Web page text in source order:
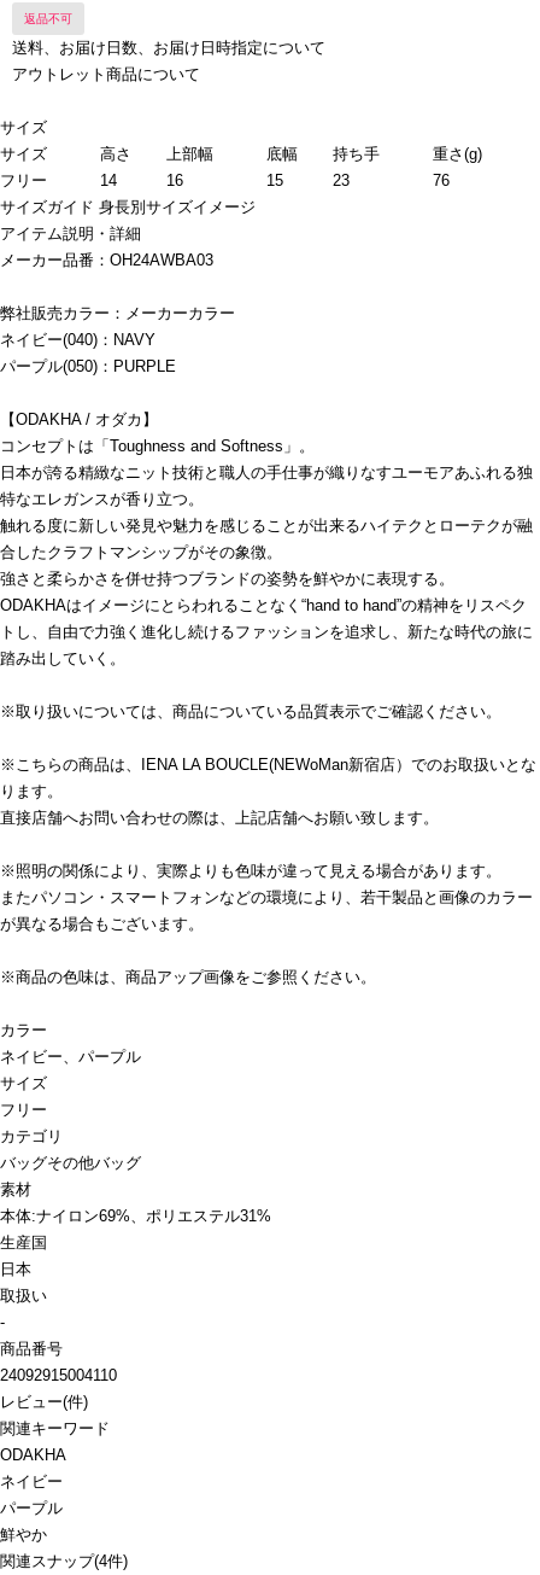
返品不可
送料、お届け日数、お届け日時指定について
アウトレット商品について
サイズ
サイズ
高さ 上部幅 底幅 持ち手
重さ(g)
フリー
14 16 15 23
76
サイズガイド 身長別サイズイメージ
アイテム説明・詳細
メーカー品番：OH24AWBA03
弊社販売カラー：メーカーカラー
ネイビー(040)：NAVY
パープル(050)：PURPLE
【ODAKHA / オダカ】
コンセプトは「Toughness and Softness」。
日本が誇る精緻なニット技術と職人の手仕事が織りなすユーモアあふれる独
特なエレガンスが香り立つ。
触れる度に新しい発見や魅力を感じることが出来るハイテクとローテクが融
合したクラフトマンシップがその象徴。
強さと柔らかさを併せ持つブランドの姿勢を鮮やかに表現する。
ODAKHAはイメージにとらわれることなく“hand to hand”の精神をリスペク
トし、自由で力強く進化し続けるファッションを追求し、新たな時代の旅に
踏み出していく。
※取り扱いについては、商品についている品質表示でご確認ください。
※こちらの商品は、IENA LA BOUCLE(NEWoMan新宿店）でのお取扱いとな
ります。
直接店舗へお問い合わせの際は、上記店舗へお願い致します。
※照明の関係により、実際よりも色味が違って見える場合があります。
またパソコン・スマートフォンなどの環境により、若干製品と画像のカラー
が異なる場合もございます。
※商品の色味は、商品アップ画像をご参照ください。
カラー
ネイビー、パープル
サイズ
フリー
カテゴリ
バッグその他バッグ
素材
本体:ナイロン69%、ポリエステル31%
生産国
日本
取扱い
-
商品番号
24092915004110
レビュー(件)
関連キーワード
ODAKHA
ネイビー
パープル
鮮やか
関連スナップ(4件)